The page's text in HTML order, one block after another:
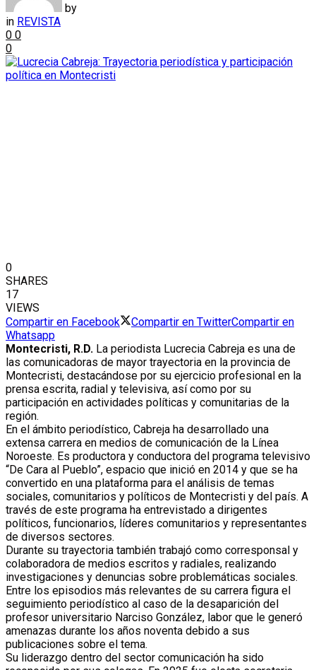
by
in REVISTA
0 0
0
0
SHARES
17
VIEWS
Compartir en Facebook
Compartir en TwitterCompartir en
Whatsapp
Montecristi, R.D. La periodista Lucrecia Cabreja es una de
las comunicadoras de mayor trayectoria en la provincia de
Montecristi, destacándose por su ejercicio profesional en la
prensa escrita, radial y televisiva, así como por su
participación en actividades políticas y comunitarias de la
región.
En el ámbito periodístico, Cabreja ha desarrollado una
extensa carrera en medios de comunicación de la Línea
Noroeste. Es productora y conductora del programa televisivo
“De Cara al Pueblo”, espacio que inició en 2014 y que se ha
convertido en una plataforma para el análisis de temas
sociales, comunitarios y políticos de Montecristi y del país. A
través de este programa ha entrevistado a dirigentes
políticos, funcionarios, líderes comunitarios y representantes
de diversos sectores.
Durante su trayectoria también trabajó como corresponsal y
colaboradora de medios escritos y radiales, realizando
investigaciones y denuncias sobre problemáticas sociales.
Entre los episodios más relevantes de su carrera figura el
seguimiento periodístico al caso de la desaparición del
profesor universitario Narciso González, labor que le generó
amenazas durante los años noventa debido a sus
publicaciones sobre el tema.
Su liderazgo dentro del sector comunicación ha sido